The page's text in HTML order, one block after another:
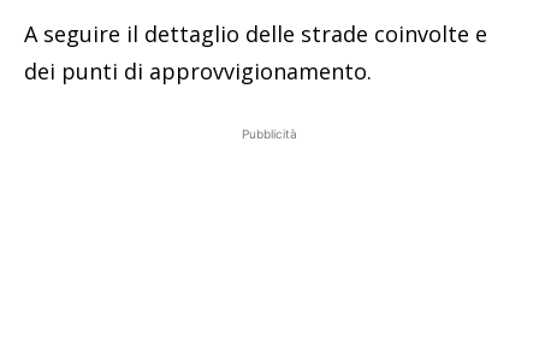
A seguire il dettaglio delle strade coinvolte e
dei punti di approvvigionamento.
Pubblicità